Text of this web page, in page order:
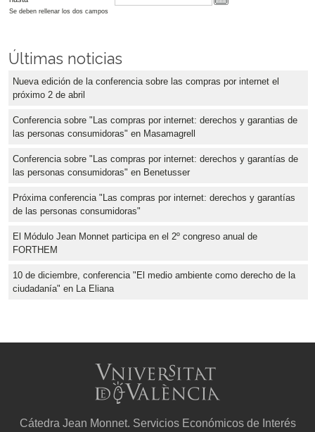
Se deben rellenar los dos campos
Últimas noticias
Nueva edición de la conferencia sobre las compras por internet el
próximo 2 de abril
Conferencia sobre "Las compras por internet: derechos y garantias de
las personas consumidoras" en Masamagrell
Conferencia sobre "Las compras por internet: derechos y garantías de
las personas consumidoras" en Benetusser
Próxima conferencia "Las compras por internet: derechos y garantías
de las personas consumidoras"
El Módulo Jean Monnet participa en el 2º congreso anual de
FORTHEM
10 de diciembre, conferencia "El medio ambiente como derecho de la
ciudadanía" en La Eliana
Cátedra Jean Monnet. Servicios Económicos de Interés